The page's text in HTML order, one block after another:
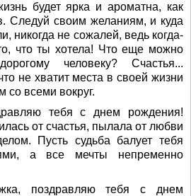
будет ярка и ароматна, как
Следуй своим желаниям, и куда
никогда не сожалей, ведь когда-
что ты хотела! Что еще можно
человеку? Счастья...
не хватит места в своей жизни
со всеми вокруг.
тебя с днем рождения!
от счастья, пылала от любви
Пусть судьба балует тебя
а все мечты непременно
поздравляю тебя с днем